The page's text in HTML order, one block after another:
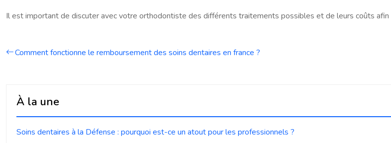
Il est important de discuter avec votre orthodontiste des différents traitements possibles et de leurs coûts
Comment fonctionne le remboursement des soins dentaires en france ?
À la une
Soins dentaires à la Défense : pourquoi est-ce un atout pour les professionnels ?